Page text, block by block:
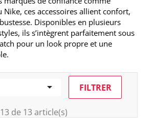
Nike, ces accessoires allient confort,
Disponibles en plusieurs
ils s’intègrent parfaitement sous
pour un look propre et une
 FILTRER
de 13 article(s)